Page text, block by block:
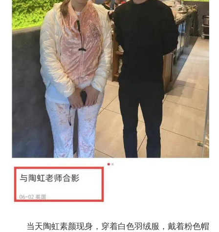
当天陶虹素颜现身，穿着白色羽绒服，戴着粉色帽